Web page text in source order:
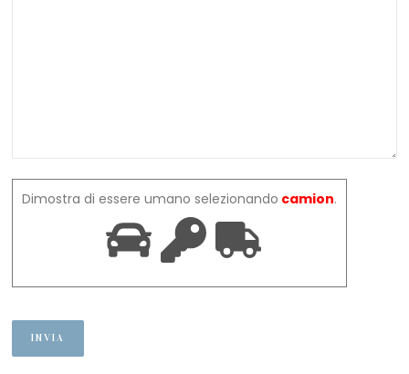
Dimostra di essere umano selezionando camion.